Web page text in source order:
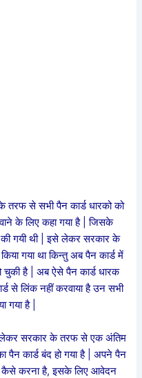
तरफ से सभी पैन कार्ड धारको को
के लिए कहा गया है | जिसके
की गयी थी | इसे लेकर सरकार के
गया था किन्तु अब पैन कार्ड में
चुकी है | अब ऐसे पैन कार्ड धारक
से लिंक नहीं करवाया है उन सभी
गया है |
सरकार के तरफ से एक अंतिम
पैन कार्ड बंद हो गया है | अपने पैन
कैसे करना है, इसके लिए आवेदन